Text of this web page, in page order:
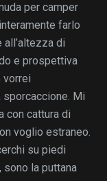
per camper
farlo
di
e prospettiva
vorrei
sporcaccione. Mi
con cattura di
voglio estraneo.
su piedi
sono la puttana